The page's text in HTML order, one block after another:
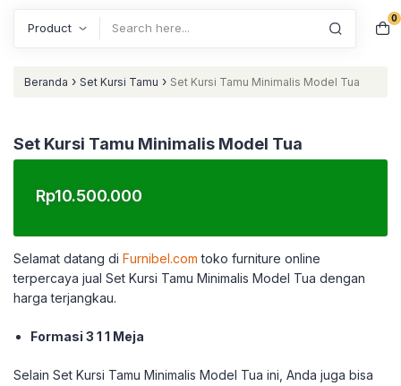
0
Beranda › Set Kursi Tamu › Set Kursi Tamu Minimalis Model Tua
Set Kursi Tamu Minimalis Model Tua
Rp10.500.000
Selamat datang di Furnibel.com toko furniture online
terpercaya jual Set Kursi Tamu Minimalis Model Tua dengan
harga terjangkau.
Formasi 3 1 1 Meja
Selain Set Kursi Tamu Minimalis Model Tua ini, Anda juga bisa